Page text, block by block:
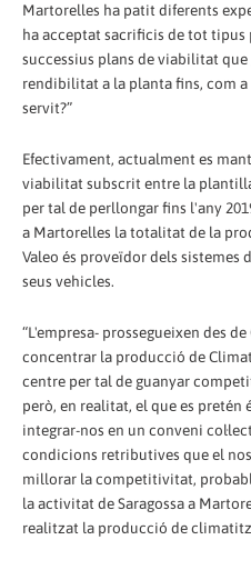
Martorelles ha patit diferents
ha acceptat sacrificis de tot
successius plans de viabilitat
rendibilitat a la planta fins, com a
servit?”
Efectivament, actualment es
viabilitat subscrit entre la
per tal de perllongar fins l'any
a Martorelles la totalitat de la
Valeo és proveïdor dels sistemes
seus vehicles.
“L'empresa- prossegueixen des
concentrar la producció de
centre per tal de guanyar
però, en realitat, el que es
integrar-nos en un conveni
condicions retributives que el
millorar la competitivitat,
la activitat de Saragossa a
realitzat la producció de